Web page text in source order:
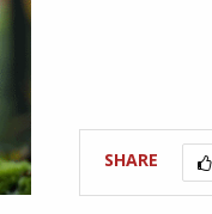
SHARE